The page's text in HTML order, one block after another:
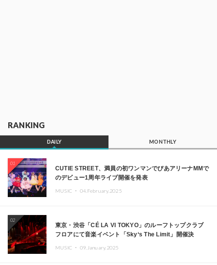
RANKING
DAILY MONTHLY
01
CUTIE STREET、満員の初ワンマンでぴあアリーナMMで
のデビュー1周年ライブ開催を発表
MUSIC ・ 04.February.2025
02
東京・渋谷「CÉ LA VI TOKYO」のルーフトップクラブ
フロアにて音楽イベント「Sky‘s The Limit」開催決
MUSIC ・ 09.January.2025